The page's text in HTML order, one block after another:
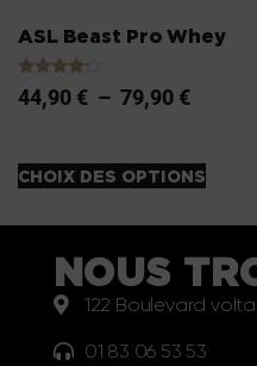
ASL Beast Pro Whey
Note
4.00
44,90 € – 79,90 €
CHOIX DES OPTIONS
NOUS
122 Boulevard
01 83 06 53 53